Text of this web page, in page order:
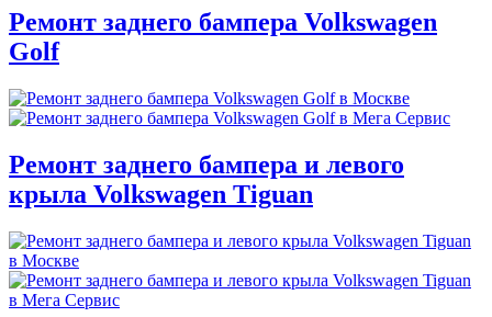
Ремонт заднего бампера Volkswagen
Golf
Ремонт заднего бампера и левого
крыла Volkswagen Tiguan